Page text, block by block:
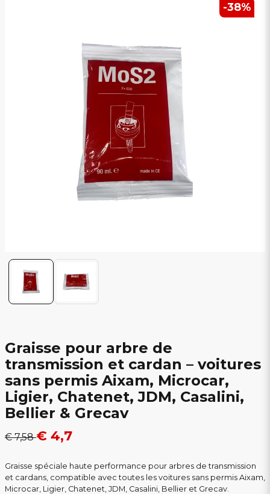
-38%
Graisse pour arbre de
transmission et cardan – voitures
sans permis Aixam, Microcar,
Ligier, Chatenet, JDM, Casalini,
Bellier & Grecav
€ 7,58€ 4,7
Graisse spéciale haute performance pour arbres de transmission
et cardans, compatible avec toutes les voitures sans permis Aixam,
Microcar, Ligier, Chatenet, JDM, Casalini, Bellier et Grecav.